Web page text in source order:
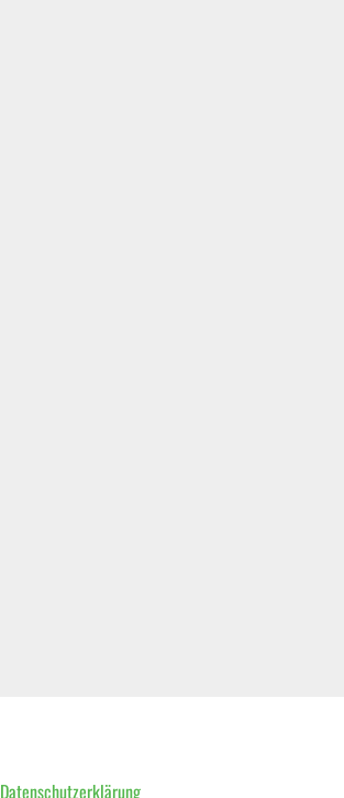
Datenschutzerklärung